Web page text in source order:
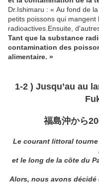
Dr.Ishimaru : « Au fond de
petits poissons qui
radioactives.Ensuite,
Tant que la substance
contamination des
alimentaire. »
1-2 ) Jusqu’au au
福島沖から
Le courant littoral
et le long de la côte du
Alors, nous avons décidé